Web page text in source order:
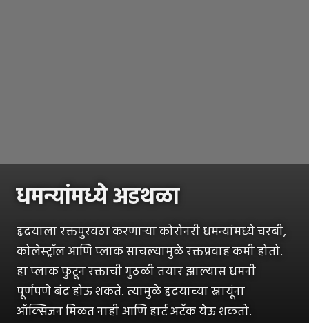
धमन्यांमध्ये अडथळा
हृदयाला रक्तपुरवठा करणाऱ्या कोरोनरी धमन्यांमध्ये चरबी,
कोलेस्ट्रॉल आणि प्लाक साचल्यामुळे रक्तप्रवाह कमी होतो.
हा प्लाक फुटून रक्ताची गुठळी तयार झाल्यास धमनी
पूर्णपणे बंद होऊ शकते. त्यामुळे हृदयाच्या स्नायूंना
ऑक्सिजन मिळत नाही आणि हार्ट अटॅक येऊ शकतो.